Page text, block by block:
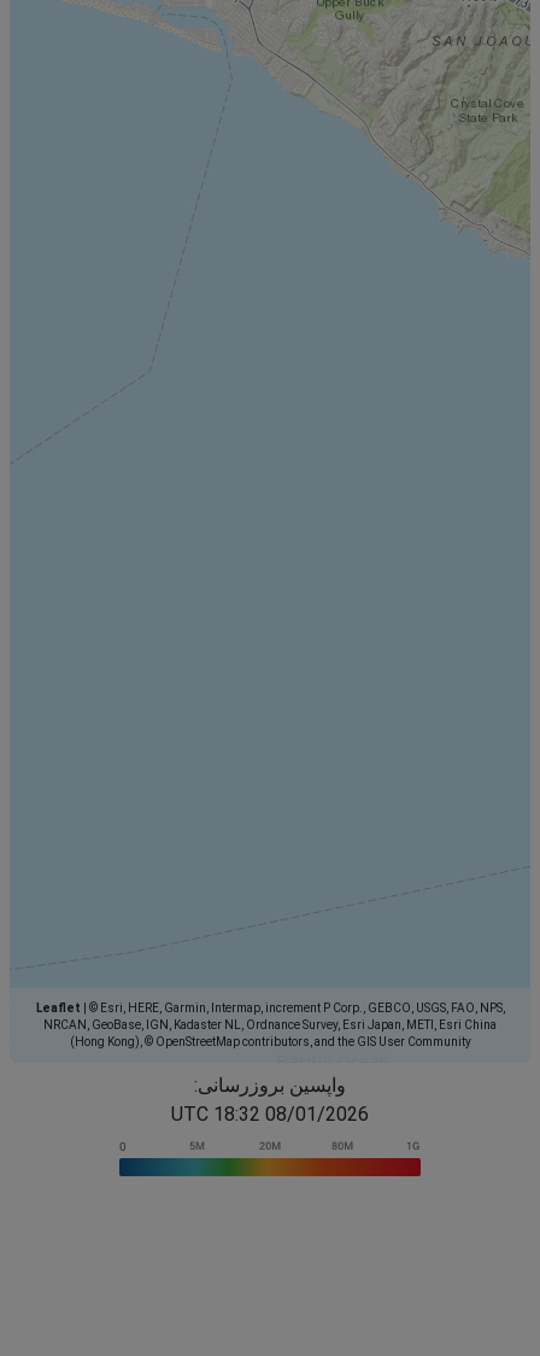
Leaflet
© Esri, HERE, Garmin, Intermap, increment P Corp., GEBCO, USGS, FAO, NPS,
NRCAN, GeoBase, IGN, Kadaster NL, Ordnance Survey, Esri Japan, METI, Esri China
(Hong Kong), © OpenStreetMap contributors, and the GIS User Community
واپسین بروزرسانی:
08/01/2026 18:32 UTC